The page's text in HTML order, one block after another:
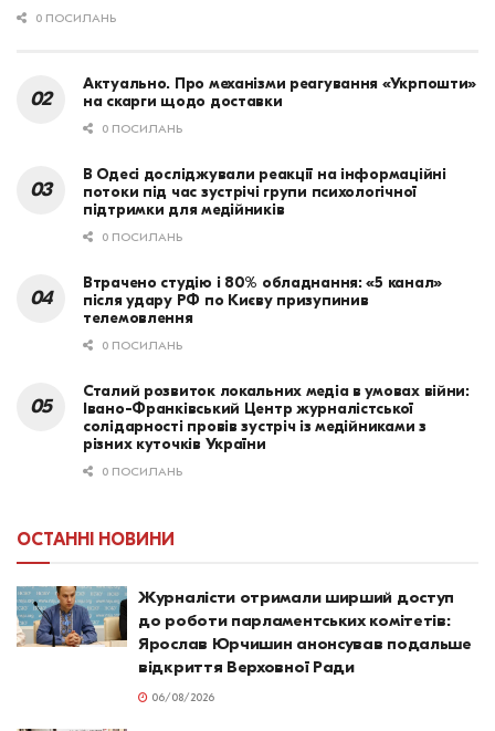
0 ПОСИЛАНЬ
Актуально. Про механізми реагування «Укрпошти»
на скарги щодо доставки
0 ПОСИЛАНЬ
В Одесі досліджували реакції на інформаційні
потоки під час зустрічі групи психологічної
підтримки для медійників
0 ПОСИЛАНЬ
Втрачено студію і 80% обладнання: «5 канал»
після удару РФ по Києву призупинив
телемовлення
0 ПОСИЛАНЬ
Сталий розвиток локальних медіа в умовах війни:
Івано-Франківський Центр журналістської
солідарності провів зустріч із медійниками з
різних куточків України
0 ПОСИЛАНЬ
ОСТАННІ НОВИНИ
Журналісти отримали ширший доступ
до роботи парламентських комітетів:
Ярослав Юрчишин анонсував подальше
відкриття Верховної Ради
06/08/2026